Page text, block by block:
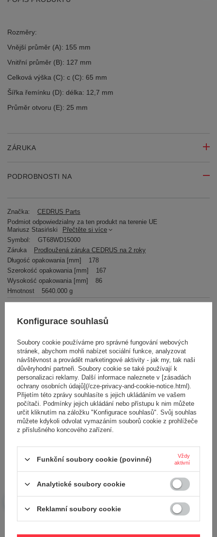
Rozměry:
Vnější průměr (A): 155 mm
Vnitřní průměr (B): 127 mm
Celková výška (C): c (C): 65 mm
Šířka řemínku (D): délka: 12,7 mm
Průměr otvoru (E): 25 mm
ZÁRUKA
PODROBNOSTI NA
Značka:
CEDRUS Parts
Podmiot odpowiedzialny za ten produkt na terenie UE
Mariusz Stasiński
Přečtěte si více
Symbol:
GT68WD15000
Záruka
Prodloužená záruka CEDRUS na 2 roky
Długość opakowania [mm]
178
Szerokość opakowania [mm]
167
Wysokość opakowania [mm]
86
Hmotnost
5640.000 g
Napište svoji recenzi
Vaše hodnocení:
5/5
Obsah vašeho názoru
Konfigurace souhlasů
Soubory cookie používáme pro správné fungování webových
stránek, abychom mohli nabízet sociální funkce, analyzovat
návštěvnost a provádět marketingové aktivity - jak my, tak naši
důvěryhodní partneři. Soubory cookie se také používají k
personalizaci reklamy. Další informace naleznete v [zásadách
ochrany osobních údajů](/cze-privacy-and-cookie-notice.html).
Přijetím této zprávy souhlasíte s jejich ukládáním ve vašem
počítači. Podmínky jejich ukládání nebo přístupu k nim můžete
určit kliknutím na záložku "Konfigurace souhlasů". Svůj souhlas
můžete kdykoli odvolat vymazáním souborů cookie z prohlížeče
z příslušného koncového zařízení.
Funkční soubory cookie (povinné)
Vždy
aktivní
Analytické soubory cookie
Reklamní soubory cookie